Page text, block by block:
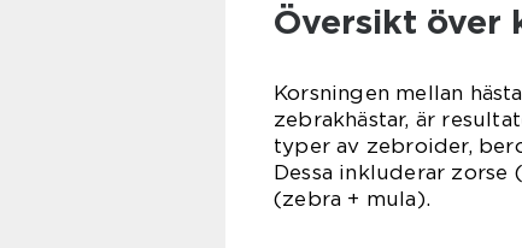
Översikt över
Korsningen mellan
zebrakhästar, är
typer av zebroider,
Dessa inkluderar zorse
(zebra + mula).